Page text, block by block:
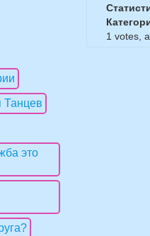
1 votes,